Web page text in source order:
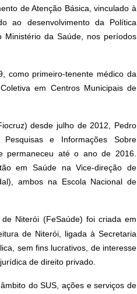
de Atenção Básica, vinculado à
ao desenvolvimento da Política
Ministério da Saúde, nos períodos
como primeiro-tenente médico da
em Centros Municipais de
desde julho de 2012, Pedro
e Informações Sobre
permaneceu até o ano de 2016.
em Saúde na Vice-direção de
ambos na Escola Nacional de
Niterói (FeSaúde) foi criada em
de Niterói, ligada à Secretaria
sem fins lucrativos, de interesse
de direito privado.
do SUS, ações e serviços de